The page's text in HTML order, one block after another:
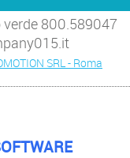
800.589047
SRL - Roma